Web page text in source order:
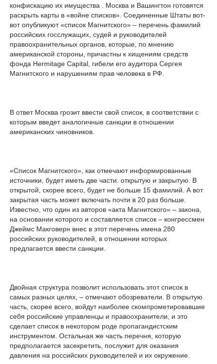
конфискацию их имущества . Москва и Вашингтон готовятся
раскрыть карты в «войне списков». Соединенные Штаты вот-
вот опубликуют «список Магнитского» – перечень фамилий
российских госслужащих, судей и руководителей
правоохранительных органов, которые, по мнению
американской стороны, причастны к хищениям средств
фонда Hermitage Capital, гибели его аудитора Сергея
Магнитского и нарушениям прав человека в РФ.
В ответ Москва грозит ввести свой список, в соответствии с
которым введет аналогичные санкции в отношении
американских чиновников.
«Список Магнитского», как отмечают информированные
источники, будет иметь две части: открытую и закрытую. В
открытой, скорее всего, будет не больше 15 фамилий. А вот
закрытая часть может включать почти в 20 раз больше.
Известно, что один из авторов «акта Магнитского» – закона,
на основании которого и составляется список – конгрессмен
Джеймс Макговерн внес в этот перечень имена 280
российских руководителей, в отношении которых
предлагается ввести санкции.
Двойная структура позволит использовать этот список в
самых разных целях, – отмечают обозреватели. В открытую
часть, скорее всего, войдут наиболее скомпрометировавшие
себя российские управленцы и правоохранители, и это
сделает список в некотором роде пропагандистским
инструментом. Остальная же часть перечня, которую
предполагается засекретить, послужит для оказания
давления на российских руководителей и их окружение.